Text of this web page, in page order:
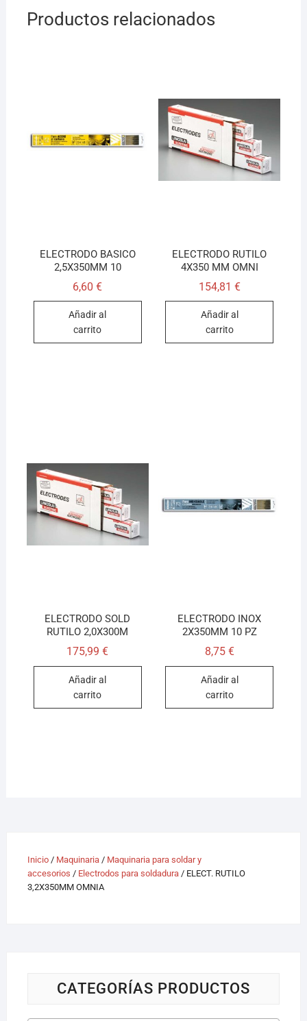
Productos relacionados
ELECTRODO BASICO
2,5X350MM 10
6,60€
Añadir al
carrito
ELECTRODO RUTILO
4X350 MM OMNI
154,81 €
Añadir al
carrito
ELECTRODO SOLD
RUTILO 2,0X300M
175,99€
Añadir al
carrito
ELECTRODO INOX
2X350MM 10 PZ
8,75 €
Añadir al
carrito
Inicio/ Maquinaria/ Maquinaria para soldar y
accesorios / Electrodos para soldadura/ ELECT. RUTILO
3,2X350MM OMNIA
CATEGORÍAS PRODUCTOS